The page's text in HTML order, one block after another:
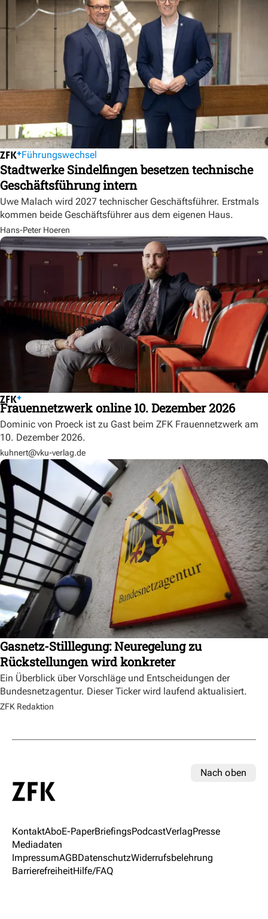
Führungswechsel
Stadtwerke Sindelfingen besetzen technische
Geschäftsführung intern
Uwe Malach wird 2027 technischer Geschäftsführer. Erstmals
kommen beide Geschäftsführer aus dem eigenen Haus.
Hans-Peter Hoeren
Frauennetzwerk online 10. Dezember 2026
Dominic von Proeck ist zu Gast beim ZFK Frauennetzwerk am
10. Dezember 2026.
kuhnert@vku-verlag.de
Gasnetz-Stilllegung: Neuregelung zu
Rückstellungen wird konkreter
Ein Überblick über Vorschläge und Entscheidungen der
Bundesnetzagentur. Dieser Ticker wird laufend aktualisiert.
ZFK Redaktion
Nach oben
KontaktAboE-PaperBriefingsPodcastVerlagPresse
Mediadaten
ImpressumAGBDatenschutzWiderrufsbelehrung
BarrierefreiheitHilfe/FAQ